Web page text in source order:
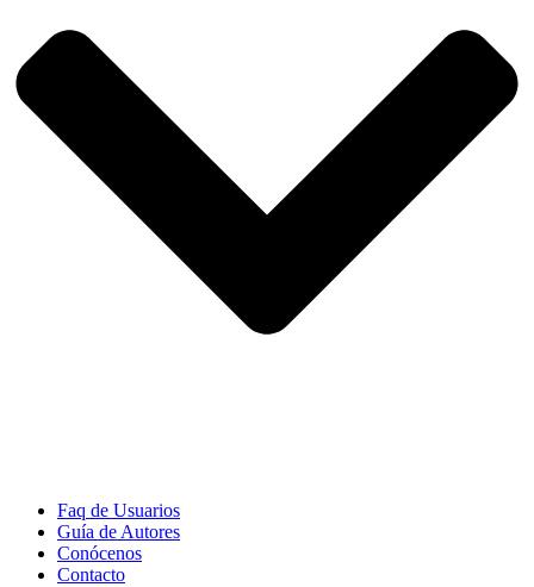
Faq de Usuarios
Guía de Autores
Conócenos
Contacto